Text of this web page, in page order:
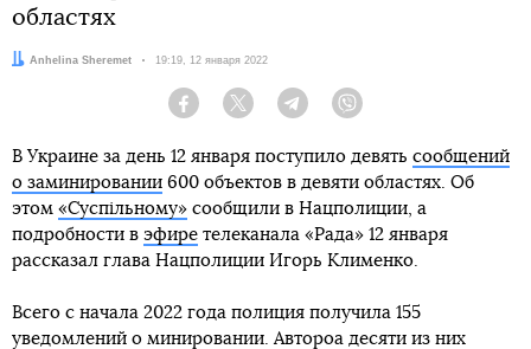
областях
Автор:
Anhelina Sheremet Дата:
19:19, 12 января 2022
Facebook Twitter Telegram
В Украине за день 12 января поступило девять сообщений
о заминировании 600 объектов в девяти областях. Об
этом «Суспільному» сообщили в Нацполиции, а
подробности в эфире телеканала «Рада» 12 января
рассказал глава Нацполиции Игорь Клименко.
Всего с начала 2022 года полиция получила 155
уведомлений о минировании. Автороа десяти из них